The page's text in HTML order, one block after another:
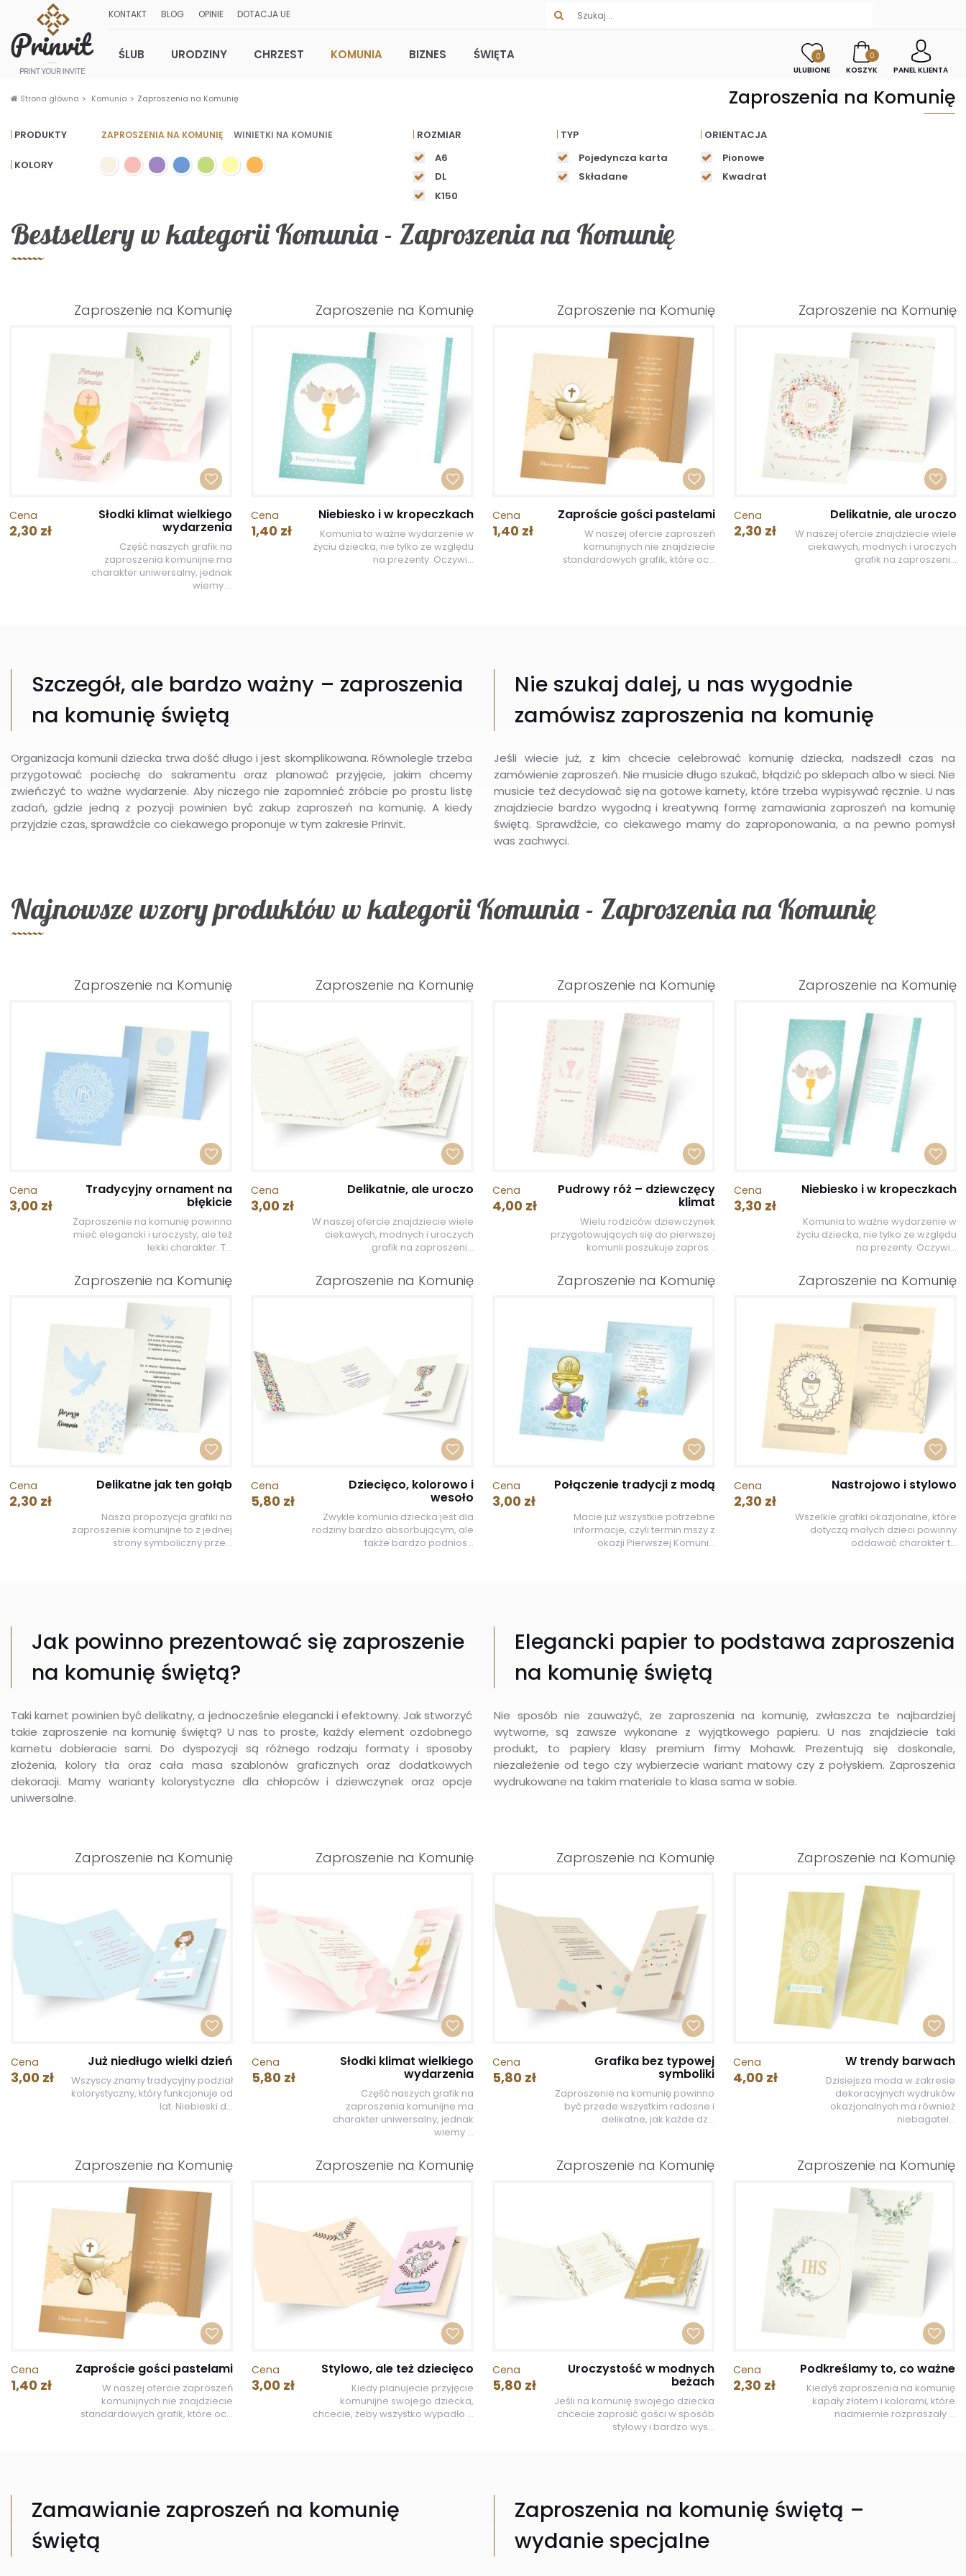
KONTAKT BLOG OPINIE DOTACJA UE
ŚLUB URODZINY CHRZEST KOMUNIA BIZNES ŚWIĘTA
0
ULUBIONE
0
KOSZYK
PANEL KLIENTA
Strona główna Komunia Zaproszenia na Komunię Zaproszenia na Komunię
PRODUKTY ZAPROSZENIA NA KOMUNIĘ WINIETKI NA KOMUNIE
KOLORY
ROZMIAR
A6
DL
K150
TYP
Pojedyncza karta
Składane
ORIENTACJA
Pionowe
Kwadrat
Bestsellery w kategorii Komunia - Zaproszenia na Komunię
Zaproszenie na Komunię
Cena
2,30 zł
Słodki klimat wielkiego
wydarzenia
Część naszych grafik na
zaproszenia komunijne ma
charakter uniwersalny, jednak
wiemy ...
Zaproszenie na Komunię
Cena
1,40 zł
Niebiesko i w kropeczkach
Komunia to ważne wydarzenie w
życiu dziecka, nie tylko ze względu
na prezenty. Oczywi...
Szczegół, ale bardzo ważny – zaproszenia
na komunię świętą
Organizacja komunii dziecka trwa dość długo i jest skomplikowana. Równolegle trzeba
przygotować pociechę do sakramentu oraz planować przyjęcie, jakim chcemy
zwieńczyć to ważne wydarzenie. Aby niczego nie zapomnieć zróbcie po prostu listę
zadań, gdzie jedną z pozycji powinien być zakup zaproszeń na komunię. A kiedy
przyjdzie czas, sprawdźcie co ciekawego proponuje w tym zakresie Prinvit.
Zaproszenie na Komunię
Cena
1,40 zł
Zaproście gości pastelami
W naszej ofercie zaproszeń
komunijnych nie znajdziecie
standardowych grafik, które oc...
Zaproszenie na Komunię
Cena
2,30 zł
Delikatnie, ale uroczo
W naszej ofercie znajdziecie wiele
ciekawych, modnych i uroczych
grafik na zaproszeni...
Nie szukaj dalej, u nas wygodnie
zamówisz zaproszenia na komunię
Jeśli wiecie już, z kim chcecie celebrować komunię dziecka, nadszedł czas na
zamówienie zaproszeń. Nie musicie długo szukać, błądzić po sklepach albo w sieci. Nie
musicie też decydować się na gotowe karnety, które trzeba wypisywać ręcznie. U nas
znajdziecie bardzo wygodną i kreatywną formę zamawiania zaproszeń na komunię
świętą. Sprawdźcie, co ciekawego mamy do zaproponowania, a na pewno pomysł
was zachwyci.
Najnowsze wzory produktów w kategorii Komunia - Zaproszenia na Komunię
Zaproszenie na Komunię
Cena
3,00 zł
Tradycyjny ornament na
błękicie
Zaproszenie na komunię powinno
mieć elegancki i uroczysty, ale też
lekki charakter. T...
Zaproszenie na Komunię
Cena
3,00 zł
Delikatnie, ale uroczo
W naszej ofercie znajdziecie wiele
ciekawych, modnych i uroczych
grafik na zaproszeni...
Zaproszenie na Komunię
Cena
2,30 zł
Delikatne jak ten gołąb
Nasza propozycja grafiki na
zaproszenie komunijne to z jednej
strony symboliczny prze...
Zaproszenie na Komunię
Cena
5,80 zł
Dziecięco, kolorowo i
wesoło
Zwykle komunia dziecka jest dla
rodziny bardzo absorbującym, ale
także bardzo podnios...
Jak powinno prezentować się zaproszenie
na komunię świętą?
Taki karnet powinien być delikatny, a jednocześnie elegancki i efektowny. Jak stworzyć
takie zaproszenie na komunię świętą? U nas to proste, każdy element ozdobnego
karnetu dobieracie sami. Do dyspozycji są różnego rodzaju formaty i sposoby
złożenia, kolory tła oraz cała masa szablonów graficznych oraz dodatkowych
dekoracji. Mamy warianty kolorystyczne dla chłopców i dziewczynek oraz opcje
uniwersalne.
Zaproszenie na Komunię
Cena
4,00 zł
Pudrowy róż – dziewczęcy
klimat
Wielu rodziców dziewczynek
przygotowujących się do pierwszej
komunii poszukuje zapros...
Zaproszenie na Komunię
Cena
3,30 zł
Niebiesko i w kropeczkach
Komunia to ważne wydarzenie w
życiu dziecka, nie tylko ze względu
na prezenty. Oczywi...
Zaproszenie na Komunię
Cena
3,00 zł
Połączenie tradycji z modą
Macie już wszystkie potrzebne
informacje, czyli termin mszy z
okazji Pierwszej Komuni...
Zaproszenie na Komunię
Cena
2,30 zł
Nastrojowo i stylowo
Wszelkie grafiki okazjonalne, które
dotyczą małych dzieci powinny
oddawać charakter t...
Elegancki papier to podstawa zaproszenia
na komunię świętą
Nie sposób nie zauważyć, ze zaproszenia na komunię, zwłaszcza te najbardziej
wytworne, są zawsze wykonane z wyjątkowego papieru. U nas znajdziecie taki
produkt, to papiery klasy premium firmy Mohawk. Prezentują się doskonale,
niezależenie od tego czy wybierzecie wariant matowy czy z połyskiem. Zaproszenia
wydrukowane na takim materiale to klasa sama w sobie.
Zaproszenie na Komunię
Cena
3,00 zł
Już niedługo wielki dzień
Wszyscy znamy tradycyjny podział
kolorystyczny, który funkcjonuje od
lat. Niebieski d...
Zaproszenie na Komunię
Cena
5,80 zł
Słodki klimat wielkiego
wydarzenia
Część naszych grafik na
zaproszenia komunijne ma
charakter uniwersalny, jednak
wiemy ...
Zaproszenie na Komunię
Cena
5,80 zł
Grafika bez typowej
symboliki
Zaproszenie na komunię powinno
być przede wszystkim radosne i
delikatne, jak każde dz...
Zaproszenie na Komunię
Cena
4,00 zł
W trendy barwach
Dzisiejsza moda w zakresie
dekoracyjnych wydruków
okazjonalnych ma również
niebagatel...
Zaproszenie na Komunię
Cena
1,40 zł
Zaproście gości pastelami
W naszej ofercie zaproszeń
komunijnych nie znajdziecie
standardowych grafik, które oc...
Zaproszenie na Komunię
Cena
3,00 zł
Stylowo, ale też dziecięco
Kiedy planujecie przyjęcie
komunijne swojego dziecka,
chcecie, żeby wszystko wypadło ...
Zaproszenie na Komunię
Cena
5,80 zł
Uroczystość w modnych
beżach
Jeśli na komunię swojego dziecka
chcecie zaprosić gości w sposób
stylowy i bardzo wys...
Zaproszenie na Komunię
Cena
2,30 zł
Podkreślamy to, co ważne
Kiedyś zaproszenia na komunię
kapały złotem i kolorami, które
nadmiernie rozpraszały ...
Zamawianie zaproszeń na komunię
świętą
Zaproszenia na komunię świętą –
wydanie specjalne